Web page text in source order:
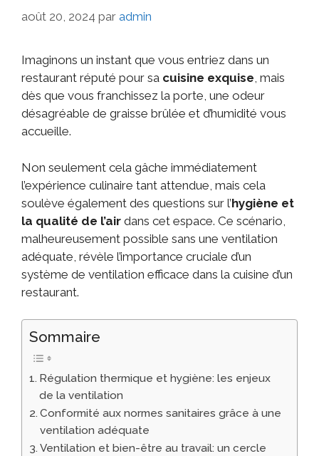
août 20, 2024 par admin
Imaginons un instant que vous entriez dans un
restaurant réputé pour sa cuisine exquise, mais
dès que vous franchissez la porte, une odeur
désagréable de graisse brûlée et d’humidité vous
accueille.
Non seulement cela gâche immédiatement
l’expérience culinaire tant attendue, mais cela
soulève également des questions sur l’hygiène et
la qualité de l’air dans cet espace. Ce scénario,
malheureusement possible sans une ventilation
adéquate, révèle l’importance cruciale d’un
système de ventilation efficace dans la cuisine d’un
restaurant.
Sommaire
Régulation thermique et hygiène: les enjeux
de la ventilation
Conformité aux normes sanitaires grâce à une
ventilation adéquate
Ventilation et bien-être au travail: un cercle